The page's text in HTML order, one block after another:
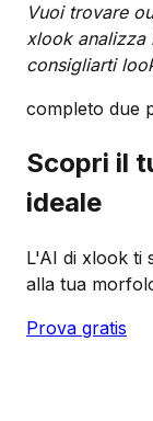
Vuoi trovare
xlook analizza
consigliarti
completo due
Scopri il
ideale
L'AI di xlook ti
alla tua
Prova gratis